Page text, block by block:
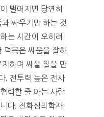
벌어지면 당연히
싸우기만 하는 것
는 시간이 오히려
덕목은 싸움을 잘하
하며 싸울 일을 만
. 전투력 높은 전사
력할 줄 아는 사람
다. 진화심리학자